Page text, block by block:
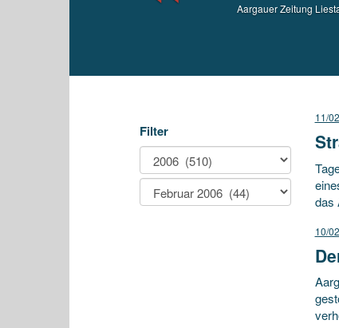
Aargauer Zeitung
Filter
11/
das
10/